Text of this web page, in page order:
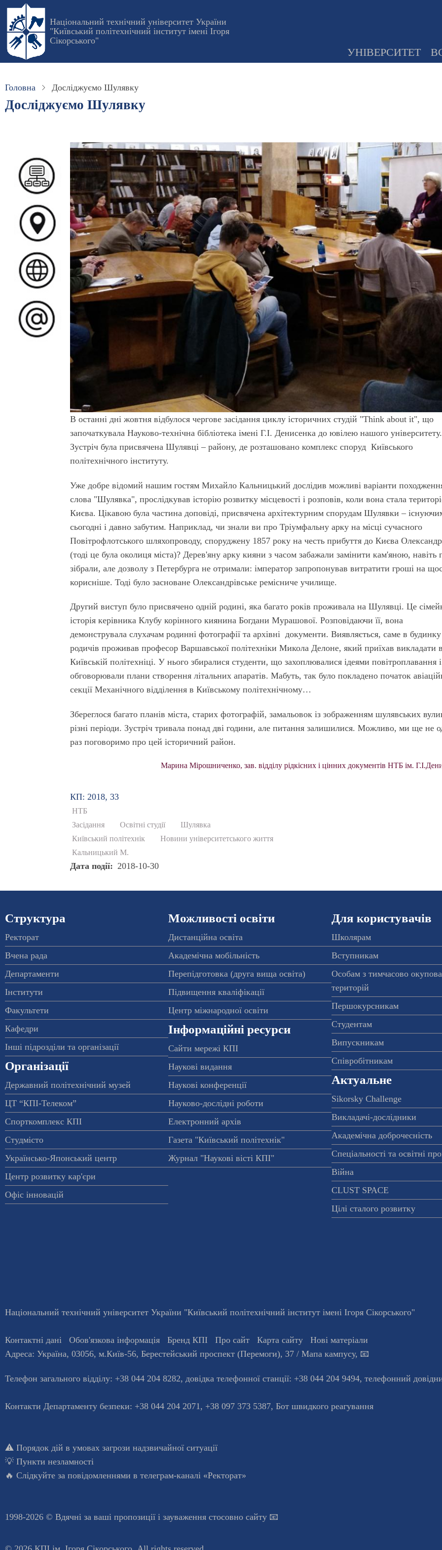
Перейти
основного
вмісту
Національний технічний університет України
"Київський політехнічний інститут імені Ігоря
Сікорського"
УНІВЕРСИТЕТ
Головна Досліджуємо Шулявку
Досліджуємо Шулявку
В останні дні жовтня відбулося чергове засідання циклу історичних студій "Think about it", що
започаткувала Науково-технічна бібліотека імені Г.І. Денисенка до ювілею нашого університету.
Зустріч була присвячена Шулявці – району, де розташовано комплекс споруд Київського
політехнічного інституту.
Уже добре відомий нашим гостям Михайло Кальницький дослідив можливі варіанти
слова "Шулявка", прослідкував історію розвитку місцевості і розповів, коли вона стала
Києва. Цікавою була частина доповіді, присвячена архітектурним спорудам Шулявки –
сьогодні і давно забутим. Наприклад, чи знали ви про Тріумфальну арку на місці сучасного
Повітрофлотського шляхопроводу, споруджену 1857 року на честь прибуття до Києва
(тоді це була околиця міста)? Дерев'яну арку кияни з часом забажали замінити кам'яною, навіть
зібрали, але дозволу з Петербурга не отримали: імператор запропонував витратити гроші на
корисніше. Тоді було засноване Олександрівське ремісниче училище.
Другий виступ було присвячено одній родині, яка багато років проживала на Шулявці. Це
історія керівника Клубу корінного киянина Богдани Мурашової. Розповідаючи її, вона
демонструвала слухачам родинні фотографії та архівні документи. Виявляється, саме в будинку
родичів проживав професор Варшавської політехніки Микола Делоне, який приїхав викладати
Київській політехніці. У нього збиралися студенти, що захоплювалися ідеями повітроплавання і
обговорювали плани створення літальних апаратів. Мабуть, так було покладено початок
секції Механічного відділення в Київському політехнічному…
Збереглося багато планів міста, старих фотографій, замальовок із зображенням шулявських
різні періоди. Зустріч тривала понад дві години, але питання залишилися. Можливо, ми ще не
раз поговоримо про цей історичний район.
Марина Мірошниченко, зав. відділу рідкісних і цінних документів НТБ ім.
КП: 2018, 33
НТБ
Засідання
Освітні студії
Шулявка
Київський політехнік
Новини університетського життя
Кальницький М.
Дата події 2018-10-30
Структура
Ректорат
Вчена рада
Департаменти
Інститути
Факультети
Кафедри
Інші підрозділи та організації
Організації
Державний політехнічний музей
ЦТ “КПІ-Телеком”
Спорткомплекс КПІ
Студмісто
Українсько-Японський центр
Центр розвитку кар'єри
Офіс інновацій
Можливості освіти
Дистанційна освіта
Академічна мобільність
Перепідготовка (друга вища освіта)
Підвищення кваліфікації
Центр міжнародної освіти
Інформаційні ресурси
Сайти мережі КПІ
Наукові видання
Наукові конференції
Науково-дослідні роботи
Електронний архів
Газета "Київський політехнік"
Журнал "Наукові вісті КПІ"
Для користувачів
Школярам
Вступникам
Особам з тимчасово
територій
Першокурсникам
Студентам
Випускникам
Співробітникам
Актуальне
Sikorsky Challenge
Викладачі-дослідники
Академічна доброчесність
Спеціальності та освітні
Війна
CLUST SPACE
Цілі сталого розвитку
Національний технічний університет України "Київський політехнічний інститут імені Ігоря Сікорського"
Контактні дані Обов'язкова інформація Бренд КПІ Про сайт Карта сайту
Нові матеріали
Адреса: Україна, 03056, м.Київ-56, Берестейський проспект (Перемоги), 37 / Мапа кампусу, 📧
Телефон загального відділу: +38 044 204 8282, довiдка телефонної станцiї: +38 044 204 9494, телефонний
Контакти Департаменту безпеки: +38 044 204 2071, +38 097 373 5387, Бот швидкого реагування
⚠️ Порядок дій в умовах загрози надзвичайної ситуації
💡 Пункти незламності
🔥 Слідкуйте за повідомленнями в телеграм-каналі «Ректорат»
1998-2026 © Вдячні за ваші пропозиції і зауваження стосовно сайту 📧